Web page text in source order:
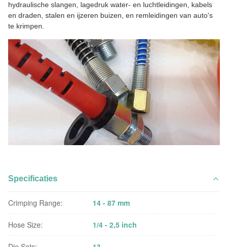
hydraulische slangen, lagedruk water- en luchtleidingen, kabels
en draden, stalen en ijzeren buizen, en remleidingen van auto's
te krimpen.
Specificaties
Crimping Range: 14 - 87 mm
Hose Size: 1/4 - 2,5 inch